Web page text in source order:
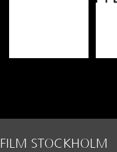
FILM STOCKHOLM